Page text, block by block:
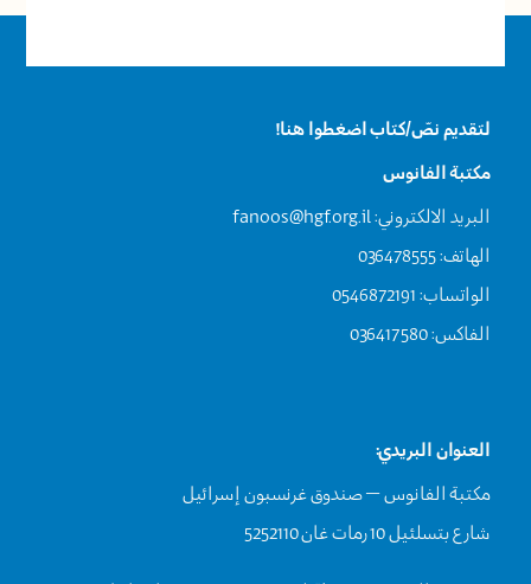
لتقديم نصّ/كتاب اضغطوا هنا!
مكتبة الفانوس
البريد الالكتروني:fanoos@hgf.org.il
الهاتف: 036478555
الواتساب: 0546872191
الفاكس: 036417580
العنوان البريدي:
مكتبة الفانوس – صندوق غرنسبون إسرائيل
شارع بتسلئيل 10 رمات غان 5252110